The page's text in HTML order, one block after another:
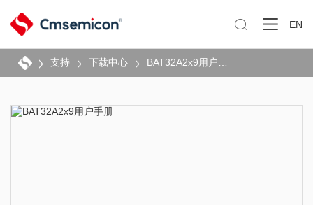
 EN
支持 下载中心